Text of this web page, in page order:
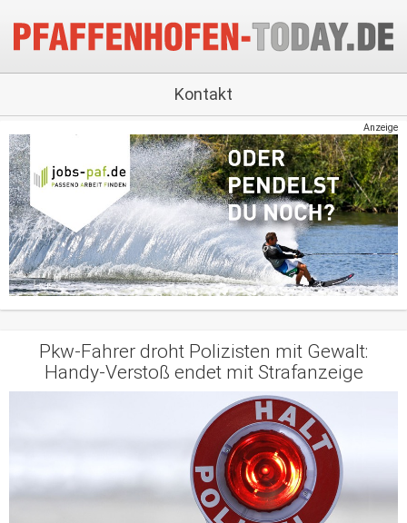
Kontakt
Anzeige
Pkw-Fahrer droht Polizisten mit Gewalt:
Handy-Verstoß endet mit Strafanzeige